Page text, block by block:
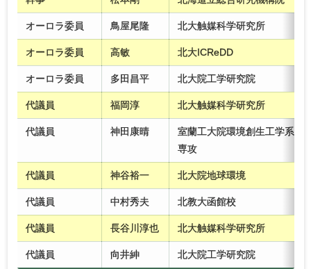
オーロラ委員 鳥屋尾隆 北大触媒科学研究所
オーロラ委員 高敏 北大ICReDD
オーロラ委員 多田昌平 北大院工学研究院
代議員 福岡淳 北大触媒科学研究所
代議員 神田康晴
室蘭工大院環境創生工学系
専攻
代議員 神谷裕一 北大院地球環境
代議員 中村秀夫 北教大函館校
代議員 長谷川淳也 北大触媒科学研究所
代議員 向井紳 北大院工学研究院